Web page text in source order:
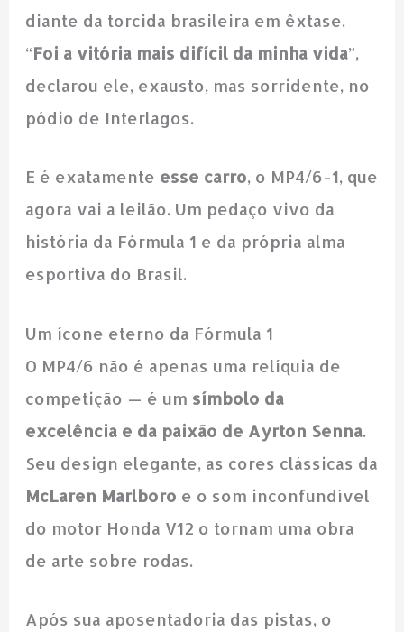
diante da torcida brasileira em êxtase.
“Foi a vitória mais difícil da minha vida”,
declarou ele, exausto, mas sorridente, no
pódio de Interlagos.
E é exatamente esse carro, o MP4/6-1, que
agora vai a leilão. Um pedaço vivo da
história da Fórmula 1 e da própria alma
esportiva do Brasil.
Um ícone eterno da Fórmula 1
O MP4/6 não é apenas uma relíquia de
competição — é um símbolo da
excelência e da paixão de Ayrton Senna.
Seu design elegante, as cores clássicas da
McLaren Marlboro e o som inconfundível
do motor Honda V12 o tornam uma obra
de arte sobre rodas.
Após sua aposentadoria das pistas, o